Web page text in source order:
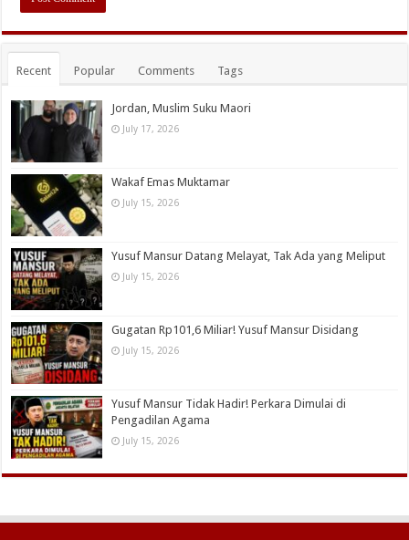
Recent Popular Comments Tags
Jordan, Muslim Suku Maori
July 17, 2026
Wakaf Emas Muktamar
July 15, 2026
Yusuf Mansur Datang Melayat, Tak Ada yang Meliput
July 15, 2026
Gugatan Rp101,6 Miliar! Yusuf Mansur Disidang
July 15, 2026
Yusuf Mansur Tidak Hadir! Perkara Dimulai di
Pengadilan Agama
July 15, 2026